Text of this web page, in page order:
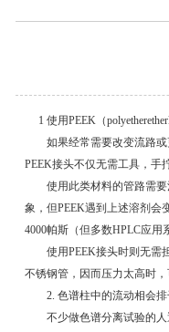
1 使用PEEK （
如果经常需要改变流路或
PEEK接头不仅无需工具，手
使用此类材料的管路需要
象，但PEEK遇到上述溶剂会
4000帕斯（但多数HPLC应用
使用PEEK接头时则无需
不锈钢管，因而压力太高时
2. 色谱柱中的流动相会
不少做色谱分离试验的人